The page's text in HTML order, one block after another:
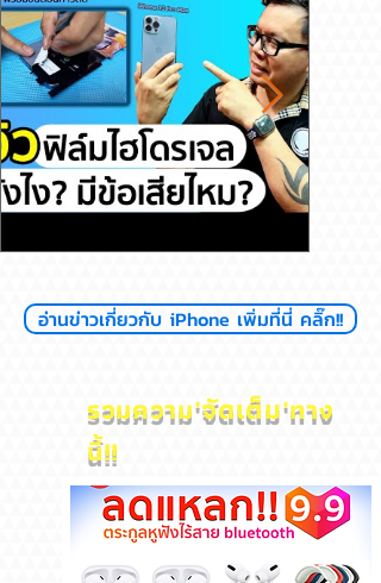
เสียไหม
ไหม?
อ่านข่าวเกี่ยวกับ iPhone เพิ่มที่นี่ คลิ๊ก!!
รวมความ'จัดเต็ม'ทาง
นี้!!